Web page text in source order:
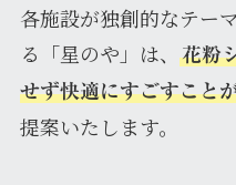
各施設が独創的なテー
る「星のや」は、
花粉
せず快適にすごすこと
提案いたします。